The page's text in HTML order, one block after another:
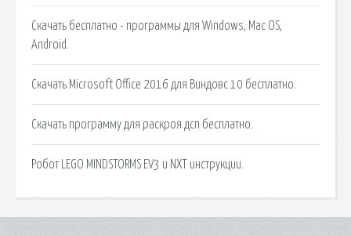
Скачать бесплатно - программы для Windows, Mac OS,
Android.
Скачать Microsoft Office 2016 для Виндовс 10 бесплатно.
Скачать программу для раскроя дсп бесплатно.
Робот LEGO MINDSTORMS EV3 и NXT инструкции.